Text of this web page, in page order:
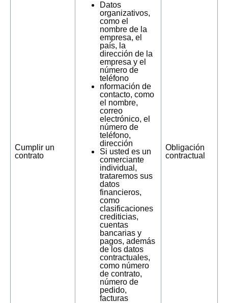
Cumplir un
contrato
Datos
organizativos,
como el
nombre de la
empresa, el
país, la
dirección de la
empresa y el
número de
teléfono
nformación de
contacto, como
el nombre,
correo
electrónico, el
número de
teléfono,
dirección
Si usted es un
comerciante
individual,
trataremos sus
datos
financieros,
como
clasificaciones
crediticias,
cuentas
bancarias y
pagos, además
de los datos
contractuales,
como número
de contrato,
número de
pedido,
facturas
Obligación
contractual